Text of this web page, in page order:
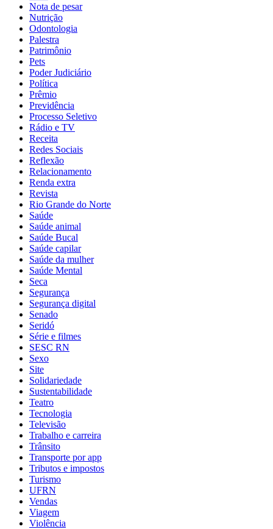
Nota de pesar
Nutrição
Odontologia
Palestra
Patrimônio
Pets
Poder Judiciário
Política
Prêmio
Previdência
Processo Seletivo
Rádio e TV
Receita
Redes Sociais
Reflexão
Relacionamento
Renda extra
Revista
Rio Grande do Norte
Saúde
Saúde animal
Saúde Bucal
Saúde capilar
Saúde da mulher
Saúde Mental
Seca
Segurança
Segurança digital
Senado
Seridó
Série e filmes
SESC RN
Sexo
Site
Solidariedade
Sustentabilidade
Teatro
Tecnologia
Televisão
Trabalho e carreira
Trânsito
Transporte por app
Tributos e impostos
Turismo
UFRN
Vendas
Viagem
Violência